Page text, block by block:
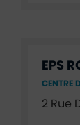
EPS
CENTRE
2 Rue